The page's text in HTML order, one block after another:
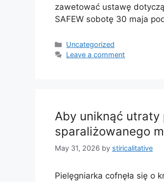
zawetować ustawę
SAFEW sobotę 30 maja
Categories
Uncategorized
Leave a comment
Aby uniknąć utraty
sparaliżowanego
May 31, 2026 by stiricalitative
Pielęgniarka cofnęła się o